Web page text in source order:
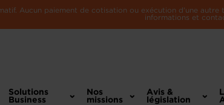
Aucun paiement de cotisation ou exécution d'une
informations et
Solutions
Business
Nos
missions
Avis &
législation